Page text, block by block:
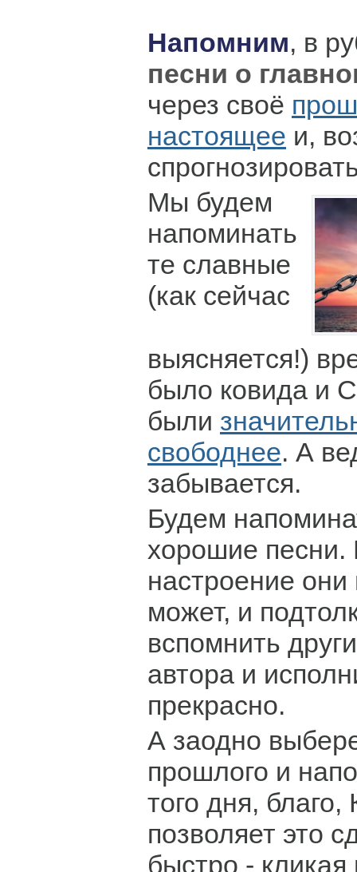
Напомним, в
песни о
через своё
настоящее и,
Мы будем
напоминать
те славные
(как сейчас
выясняется!)
было ковида и
были
свободнее. А
забывается.
Будем
хорошие
настроение
может, и
вспомнить
автора и
прекрасно.
А заодно
прошлого и
того дня, благо,
позволяет это
быстро -